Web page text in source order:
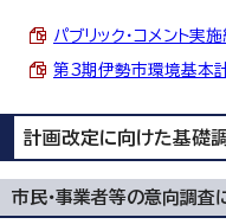
パブリック・コメント
第3期伊勢市環境基本
計画改定に向けた基礎
市民・事業者等の意向調査